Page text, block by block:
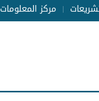
| مركز المعلومات